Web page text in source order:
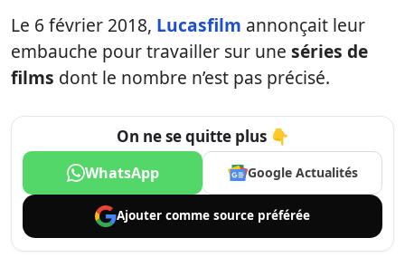
Le 6 février 2018, Lucasfilm annonçait leur
embauche pour travailler sur une séries de
films dont le nombre n’est pas précisé.
On ne se quitte plus 👇
WhatsApp Google Actualités
Ajouter comme source préférée